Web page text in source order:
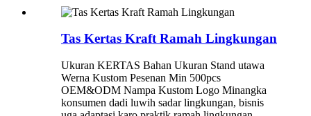
Tas Kertas Kraft Ramah Lingkungan
Ukuran KERTAS Bahan Ukuran Stand utawa
Werna Kustom Pesenan Min 500pcs
OEM&ODM Nampa Kustom Logo Minangka
konsumen dadi luwih sadar lingkungan, bisnis